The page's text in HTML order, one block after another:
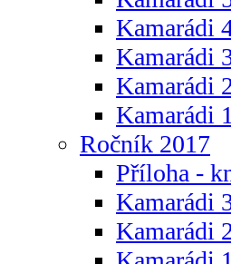
Kamarádi
Kamarádi
Kamarádi
Kamarádi
Ročník 2017
Příloha -
Kamarádi
Kamarádi